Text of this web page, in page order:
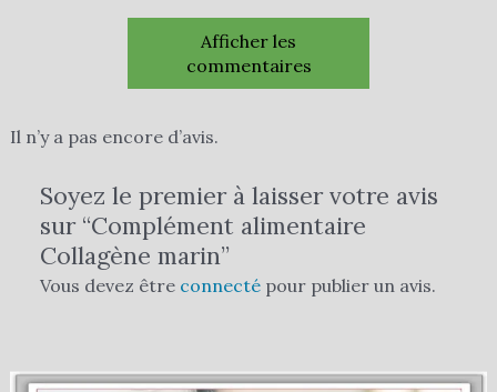
Afficher les
commentaires
Il n’y a pas encore d’avis.
Soyez le premier à laisser votre avis
sur “Complément alimentaire
Collagène marin”
Vous devez être connecté pour publier un avis.